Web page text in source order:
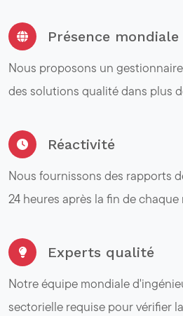
Présence mondiale
Nous proposons un
des solutions qualité dans plus
Réactivité
Nous fournissons des rapports
24 heures après la fin de chaque
Experts qualité
Notre équipe mondiale
sectorielle requise pour vérifier